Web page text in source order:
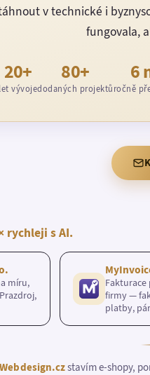
v technické i
fungovala,
20+
let vývoje
80+
dodaných projektů
6
ročně
rychleji s AI.
míru,
Fakturace
firmy —
platby,
stavím e-shopy,